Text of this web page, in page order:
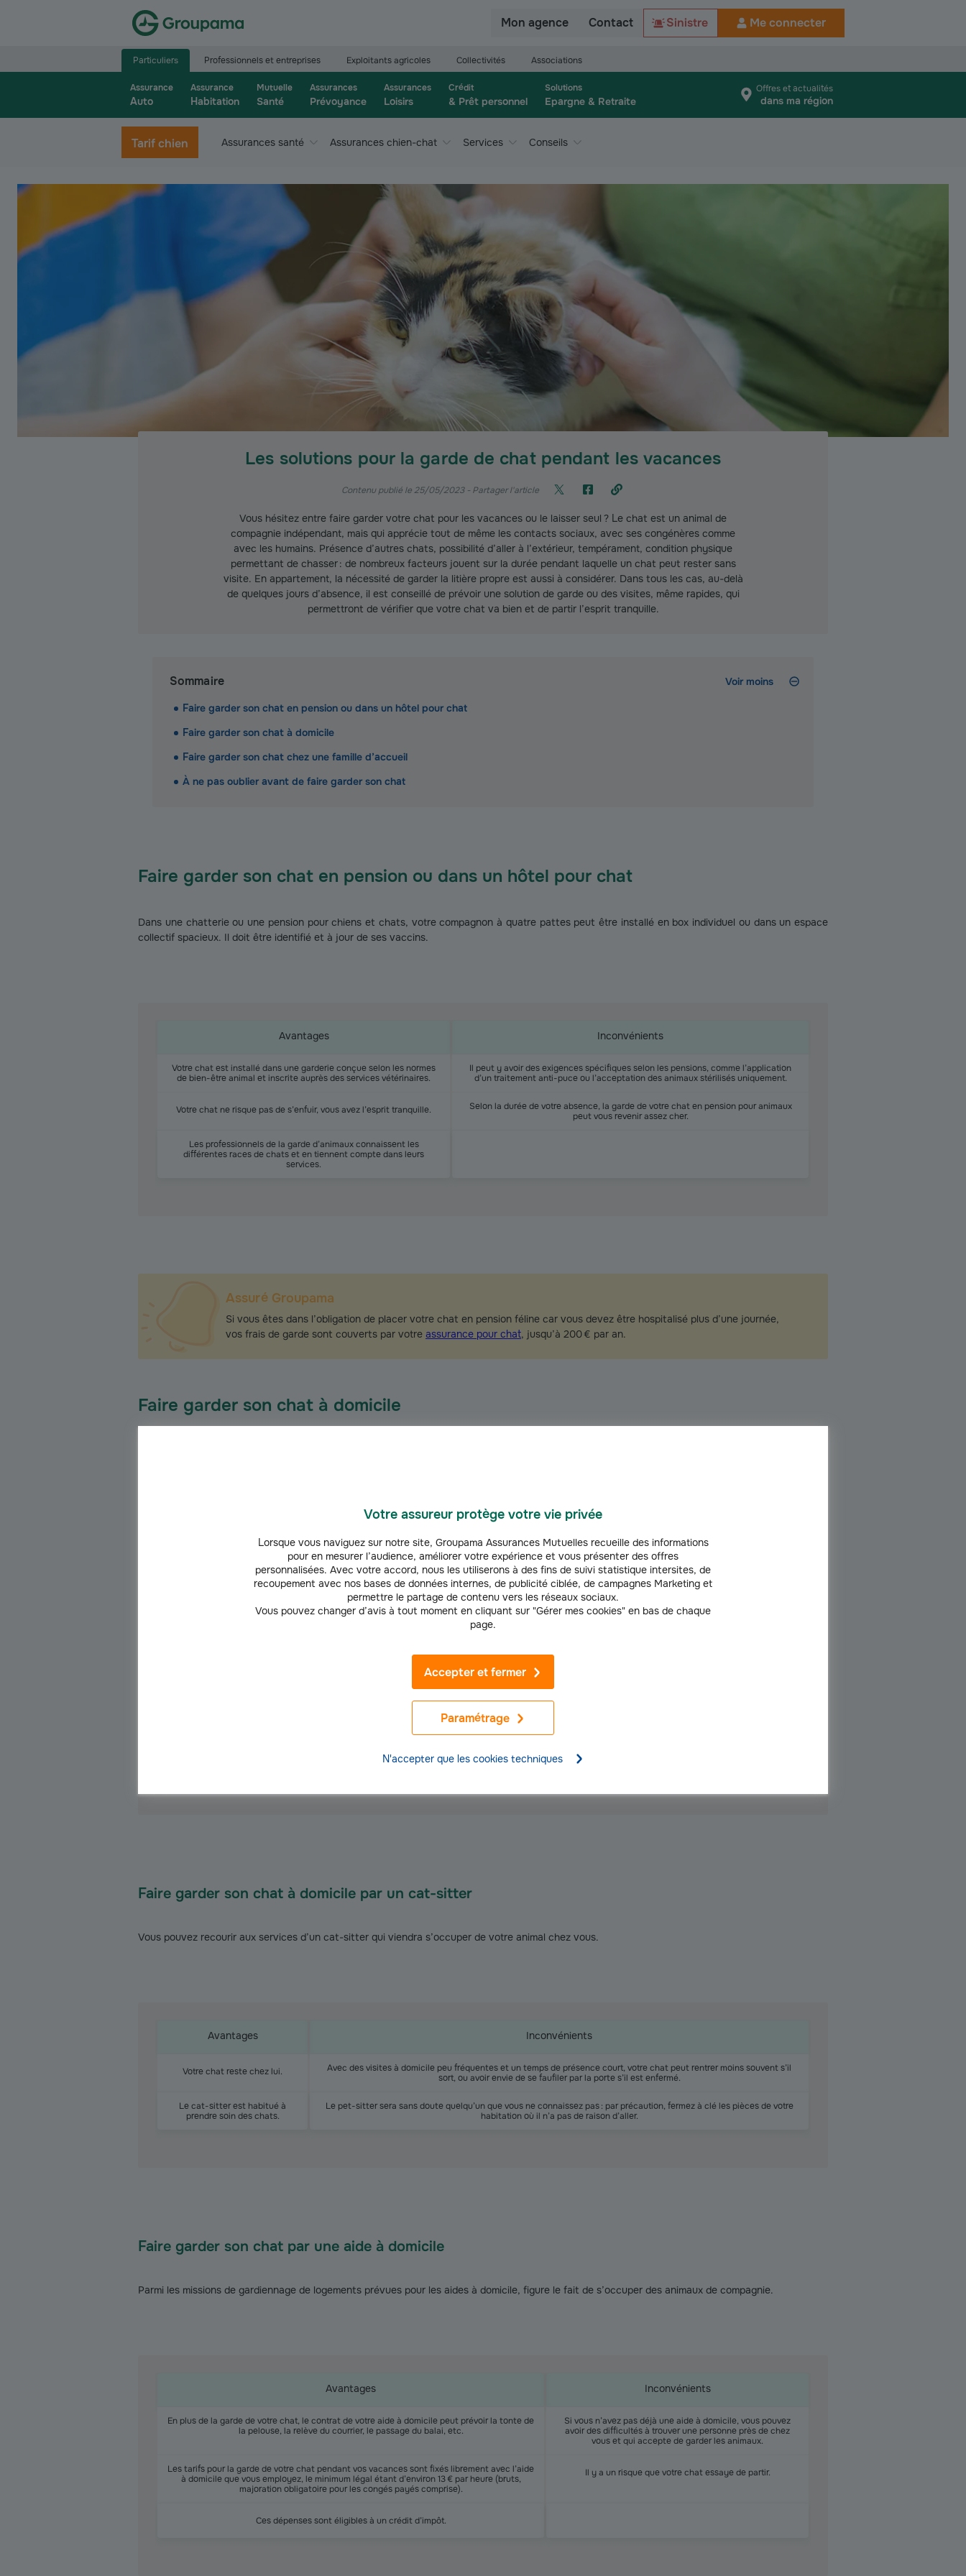
Votre assureur protège votre vie privée
Lorsque vous naviguez sur notre site, Groupama Assurances Mutuelles recueille des informations
pour en mesurer l’audience, améliorer votre expérience et vous présenter des offres
personnalisées. Avec votre accord, nous les utiliserons à des fins de suivi statistique intersites, de
recoupement avec nos bases de données internes, de publicité ciblée, de campagnes Marketing et
permettre le partage de contenu vers les réseaux sociaux.
Vous pouvez changer d’avis à tout moment en cliquant sur "Gérer mes cookies" en bas de chaque
page.
Paramétrage
Accepter et fermer
N'accepter que les cookies techniques
Mon agence Contact Sinistre Me connecter
Particuliers Professionnels et entreprises Exploitants agricoles Collectivités Associations
Assurance
Auto
Assurance
Habitation
Mutuelle
Santé
Assurances
Prévoyance
Assurances
Loisirs
Crédit
& Prêt personnel
Solutions
Epargne & Retraite
Offres et actualités
dans ma région
Tarif chien Assurances santé Assurances chien-chat Services Conseils
Les solutions pour la garde de chat pendant les vacances
Contenu publié le 25/05/2023- Partager l'article
Vous hésitez entre faire garder votre chat pour les vacances ou le laisser seul ? Le chat est un animal de
compagnie indépendant, mais qui apprécie tout de même les contacts sociaux, avec ses congénères comme
avec les humains. Présence d’autres chats, possibilité d’aller à l’extérieur, tempérament, condition physique
permettant de chasser : de nombreux facteurs jouent sur la durée pendant laquelle un chat peut rester sans
visite. En appartement, la nécessité de garder la litière propre est aussi à considérer. Dans tous les cas, au-delà
de quelques jours d’absence, il est conseillé de prévoir une solution de garde ou des visites, même rapides, qui
permettront de vérifier que votre chat va bien et de partir l’esprit tranquille.
Sommaire Voir moins
Faire garder son chat en pension ou dans un hôtel pour chat
Faire garder son chat à domicile
Faire garder son chat chez une famille d’accueil
À ne pas oublier avant de faire garder son chat
Faire garder son chat en pension ou dans un hôtel pour chat
Dans une chatterie ou une pension pour chiens et chats, votre compagnon à quatre pattes peut être installé en box individuel ou dans un espace
collectif spacieux. Il doit être identifié et à jour de ses vaccins.
Avantages Inconvénients
Votre chat est installé dans une garderie conçue selon les normes
de bien-être animal et inscrite auprès des services vétérinaires.
Il peut y avoir des exigences spécifiques selon les pensions, comme l’application
d’un traitement anti-puce ou l’acceptation des animaux stérilisés uniquement.
Votre chat ne risque pas de s’enfuir, vous avez l’esprit tranquille.
Selon la durée de votre absence, la garde de votre chat en pension pour animaux
peut vous revenir assez cher.
Les professionnels de la garde d’animaux connaissent les
différentes races de chats et en tiennent compte dans leurs
services.
Assuré Groupama
Si vous êtes dans l’obligation de placer votre chat en pension féline car vous devez être hospitalisé plus d’une journée,
vos frais de garde sont couverts par votre assurance pour chat, jusqu’à 200 € par an.
Faire garder son chat à domicile
Faire garder son chat à domicile par un proche
Faire appel à un proche est une solution prisée pour faire garder son chien gratuitement et c’est aussi le cas pour les chats !
Votre chat n’aura peut-être pas les mêmes soins que d’habitude : brossage,
La personne de confiance qui vient garder votre animal vérifie aussi que
Faire garder son chat à domicile par un cat-sitter
Vous pouvez recourir aux services d’un cat-sitter qui viendra s’occuper de votre animal chez vous.
Avantages Inconvénients
Votre chat reste chez lui.
Avec des visites à domicile peu fréquentes et un temps de présence court, votre chat peut rentrer moins souvent s’il
sort, ou avoir envie de se faufiler par la porte s’il est enfermé.
Le cat-sitter est habitué à
prendre soin des chats.
Le pet-sitter sera sans doute quelqu’un que vous ne connaissez pas : par précaution, fermez à clé les pièces de votre
habitation où il n’a pas de raison d’aller.
Faire garder son chat par une aide à domicile
Parmi les missions de gardiennage de logements prévues pour les aides à domicile, figure le fait de s’occuper des animaux de compagnie.
Avantages Inconvénients
En plus de la garde de votre chat, le contrat de votre aide à domicile peut prévoir la tonte de
la pelouse, la relève du courrier, le passage du balai, etc.
Si vous n’avez pas déjà une aide à domicile, vous pouvez
avoir des difficultés à trouver une personne près de chez
vous et qui accepte de garder les animaux.
Les tarifs pour la garde de votre chat pendant vos vacances sont fixés librement avec l’aide
à domicile que vous employez, le minimum légal étant d’environ 13 € par heure (bruts,
majoration obligatoire pour les congés payés comprise).
Il y a un risque que votre chat essaye de partir.
Ces dépenses sont éligibles à un crédit d’impôt.